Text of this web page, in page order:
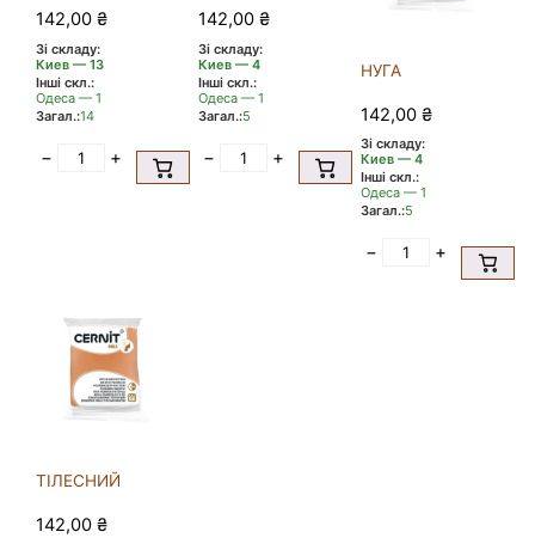
142,00 ₴
Зі складу:
Киев — 13
Інші скл.:
Одеса — 1
Загал.:14
− +
142,00 ₴
Зі складу:
Киев — 4
Інші скл.:
Одеса — 1
Загал.:5
− +
НУГА
142,00 ₴
Зі складу:
Киев — 4
Інші скл.:
Одеса — 1
Загал.:5
− +
ТІЛЕСНИЙ
142,00 ₴